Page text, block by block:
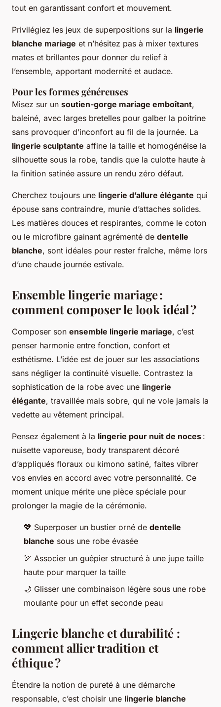
tout en garantissant confort et mouvement.
Privilégiez les jeux de superpositions sur la lingerie
blanche mariage et n’hésitez pas à mixer textures
mates et brillantes pour donner du relief à
l’ensemble, apportant modernité et audace.
Pour les formes généreuses
Misez sur un soutien-gorge mariage emboîtant,
baleiné, avec larges bretelles pour galber la poitrine
sans provoquer d’inconfort au fil de la journée. La
lingerie sculptante affine la taille et homogénéise la
silhouette sous la robe, tandis que la culotte haute à
la finition satinée assure un rendu zéro défaut.
Cherchez toujours une lingerie d’allure élégante qui
épouse sans contraindre, munie d’attaches solides.
Les matières douces et respirantes, comme le coton
ou le microfibre gainant agrémenté de dentelle
blanche, sont idéales pour rester fraîche, même lors
d’une chaude journée estivale.
Ensemble lingerie mariage :
comment composer le look idéal ?
Composer son ensemble lingerie mariage, c’est
penser harmonie entre fonction, confort et
esthétisme. L’idée est de jouer sur les associations
sans négliger la continuité visuelle. Contrastez la
sophistication de la robe avec une lingerie
élégante, travaillée mais sobre, qui ne vole jamais la
vedette au vêtement principal.
Pensez également à la lingerie pour nuit de noces :
nuisette vaporeuse, body transparent décoré
d’appliqués floraux ou kimono satiné, faites vibrer
vos envies en accord avec votre personnalité. Ce
moment unique mérite une pièce spéciale pour
prolonger la magie de la cérémonie.
💖 Superposer un bustier orné de dentelle
blanche sous une robe évasée
🏹 Associer un guêpier structuré à une jupe taille
haute pour marquer la taille
🌙 Glisser une combinaison légère sous une robe
moulante pour un effet seconde peau
Lingerie blanche et durabilité :
comment allier tradition et
éthique ?
Étendre la notion de pureté à une démarche
responsable, c’est choisir une lingerie blanche